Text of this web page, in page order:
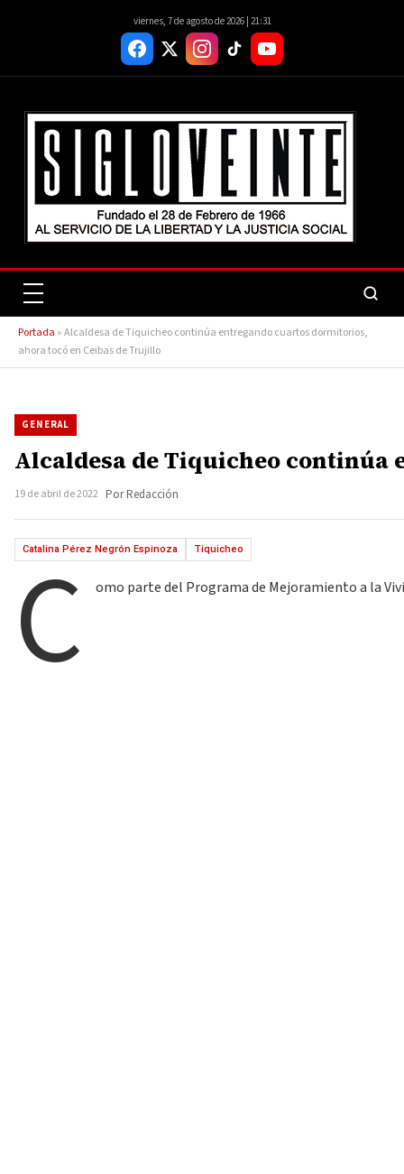
viernes, 7 de agosto de 2026 | 21:31
Portada »Alcaldesa de Tiquicheo continúa entregando cuartos dormitorios,
ahora tocó en Ceibas de Trujillo
GENERAL
Alcaldesa de Tiquicheo
19 de abril de 2022 Por Redacción
Catalina Pérez Negrón Espinoza Tiquicheo
C omo parte del Programa de Mejoramiento a la